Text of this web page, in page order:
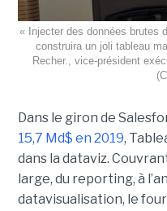
« Injecter des données brutes
construira un joli tableau
Recher., vice-président
Dans le giron de
15,7 Md$ en 2019,
dans la dataviz.
large, du reporting, à
datavisualisation, le